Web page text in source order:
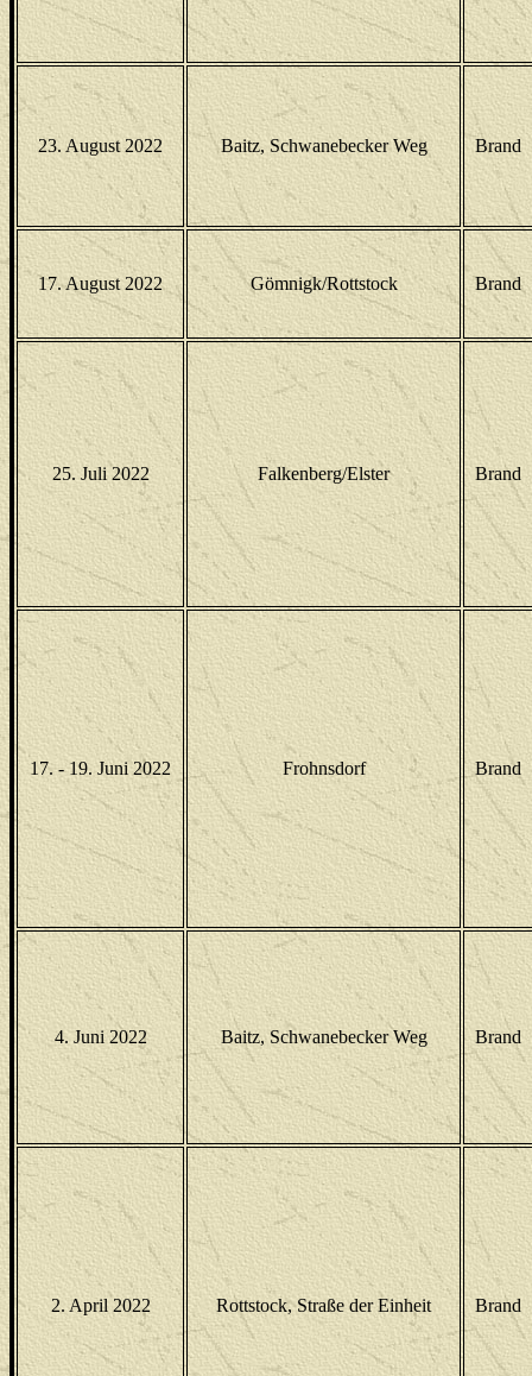
23. August 2022 Baitz, Schwanebecker Weg Brand
17. August 2022 Gömnigk/Rottstock Brand
25. Juli 2022 Falkenberg/Elster Brand
17. - 19. Juni 2022 Frohnsdorf Brand
4. Juni 2022 Baitz, Schwanebecker Weg Brand
2. April 2022 Rottstock, Straße der Einheit Brand